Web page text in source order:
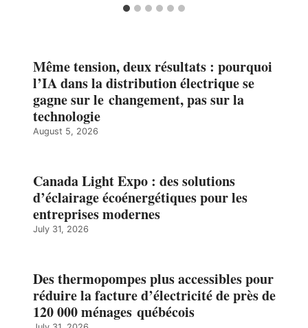
Même tension, deux résultats : pourquoi
l’IA dans la distribution électrique se
gagne sur le changement, pas sur la
technologie
August 5, 2026
Canada Light Expo : des solutions
d’éclairage écoénergétiques pour les
entreprises modernes
July 31, 2026
Des thermopompes plus accessibles pour
réduire la facture d’électricité de près de
120 000 ménages québécois